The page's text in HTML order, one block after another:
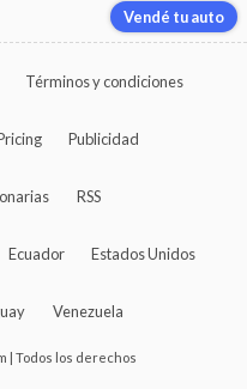
Vendé tu auto
Términos y condiciones
Publicidad
RSS
Ecuador Estados Unidos
Venezuela
| Todos los derechos